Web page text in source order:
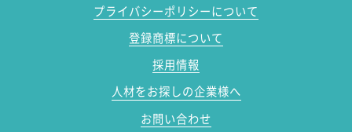
プライバシーポリシーについて
登録商標について
採用情報
人材をお探しの企業様へ
お問い合わせ